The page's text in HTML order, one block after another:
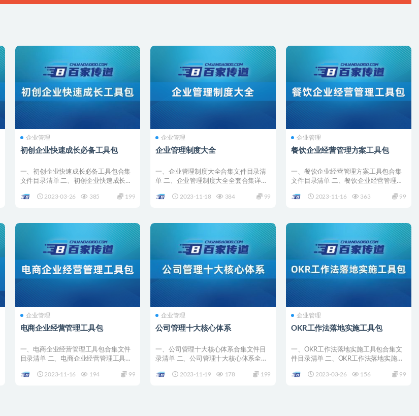
企业管理
初创企业快速成长必备工具包
一、初创企业快速成长必备工具包合集
文件目录清单 二、初创企业快速成长必
2023-03-26
385 199
企业管理
企业管理制度大全
一、企业管理制度大全合集文件目录清
单 二、企业管理制度大全全套合集详情
2023-11-18
384 99
企业管理
餐饮企业经营管理方案工具包
一、餐饮企业经营管理方案工具包合集
文件目录清单 二、餐饮企业经营管理方
2023-11-16
363 99
企业管理
电商企业经营管理工具包
一、电商企业经营管理工具包合集文件
目录清单 二、电商企业经营管理工具包
2023-11-16
194 99
企业管理
公司管理十大核心体系
一、公司管理十大核心体系合集文件目
录清单 二、公司管理十大核心体系全套
2023-11-19
178 199
企业管理
OKR工作法落地实施工具包
一、OKR工作法落地实施工具包合集文
件目录清单 二、OKR工作法落地实施工
2023-03-26
156 99